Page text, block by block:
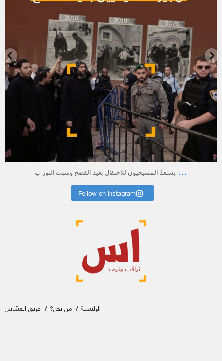
أبريل 23
يستعدّ المسيحيون للاحتفال بعيد الفصح وسبت النور ب ...
Follow on Instagram
الرئيسية من نحن؟ فريق العسّاس